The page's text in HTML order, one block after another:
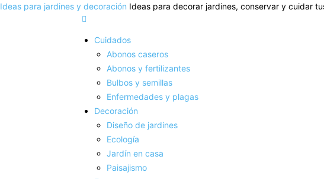
Ideas para jardines y decoración Ideas para decorar jardines, conservar y cuidar
Cuidados
Abonos caseros
Abonos y fertilizantes
Bulbos y semillas
Enfermedades y plagas
Decoración
Diseño de jardines
Ecología
Jardín en casa
Paisajismo